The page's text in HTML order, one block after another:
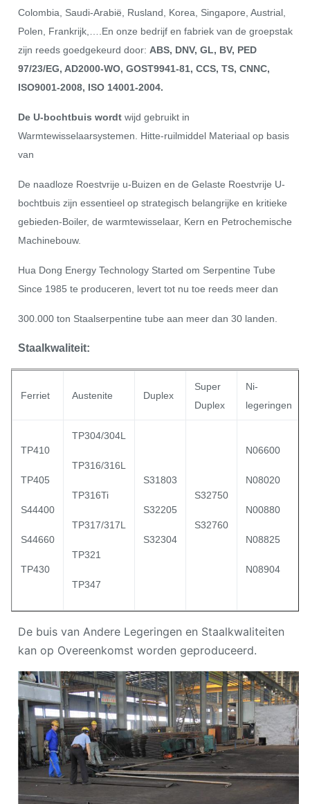
Colombia, Saudi-Arabië, Rusland, Korea, Singapore, Austrial,
Polen, Frankrijk,….En onze bedrijf en fabriek van de groepstak
zijn reeds goedgekeurd door: ABS, DNV, GL, BV, PED
97/23/EG, AD2000-WO, GOST9941-81, CCS, TS, CNNC,
ISO9001-2008, ISO 14001-2004.
De U-bochtbuis wordt wijd gebruikt in
Warmtewisselaarsystemen. Hitte-ruilmiddel Materiaal op basis
van
De naadloze Roestvrije u-Buizen en de Gelaste Roestvrije U-
bochtbuis zijn essentieel op strategisch belangrijke en kritieke
gebieden-Boiler, de warmtewisselaar, Kern en Petrochemische
Machinebouw.
Hua Dong Energy Technology Started om Serpentine Tube
Since 1985 te produceren, levert tot nu toe reeds meer dan
300.000 ton Staalserpentine tube aan meer dan 30 landen.
Staalkwaliteit:
Ferriet Austenite Duplex
Super
Duplex
Ni-
legeringen
TP410
TP405
S44400
S44660
TP430
TP304/304L
TP316/316L
TP316Ti
TP317/317L
TP321
TP347
S31803
S32205
S32304
S32750
S32760
N06600
N08020
N00880
N08825
N08904
De buis van Andere Legeringen en Staalkwaliteiten
kan op Overeenkomst worden geproduceerd.